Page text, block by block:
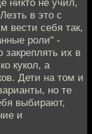
в это с
вести себя так,
роли" -
закреплять их в
кукол, а
Дети на том и
но те
выбирают,
и